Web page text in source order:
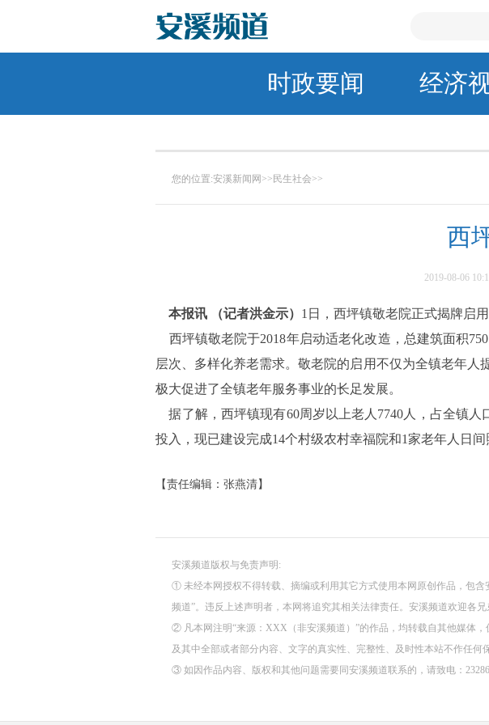
时政要闻 经济
您的位置:安溪新闻网 >> 民生社会>>
西
2019-08-06
本报讯 （记者洪金示） 1日，西坪镇敬老院正式揭牌启用
西坪镇敬老院于2018年启动适老化改造，总建筑面积
层次、多样化养老需求。敬老院的启用不仅为全镇老年
极大促进了全镇老年服务事业的长足发展。
据了解，西坪镇现有60周岁以上老人7740人，占全镇人
投入，现已建设完成14个村级农村幸福院和1家老年人日
【责任编辑：张燕清】
安溪频道版权与免责声明:
① 未经本网授权不得转载、摘编或利用其它方式使用本网原创作品，包
频道”。违反上述声明者，本网将追究其相关法律责任。安溪频道欢迎各兄
② 凡本网注明“来源：XXX（非安溪频道）”的作品，均转载自其他媒体
及其中全部或者部分内容、文字的真实性、完整性、及时性本站不作任何
③ 如因作品内容、版权和其他问题需要同安溪频道联系的，请致电：